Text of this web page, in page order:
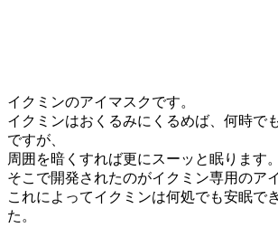
イクミンのアイマスクです。
イクミンはおくるみにくるめば、何時で
ですが、
周囲を暗くすれば更にスーッと眠ります。
そこで開発されたのがイクミン専用のア
これによってイクミンは何処でも安眠で
た。